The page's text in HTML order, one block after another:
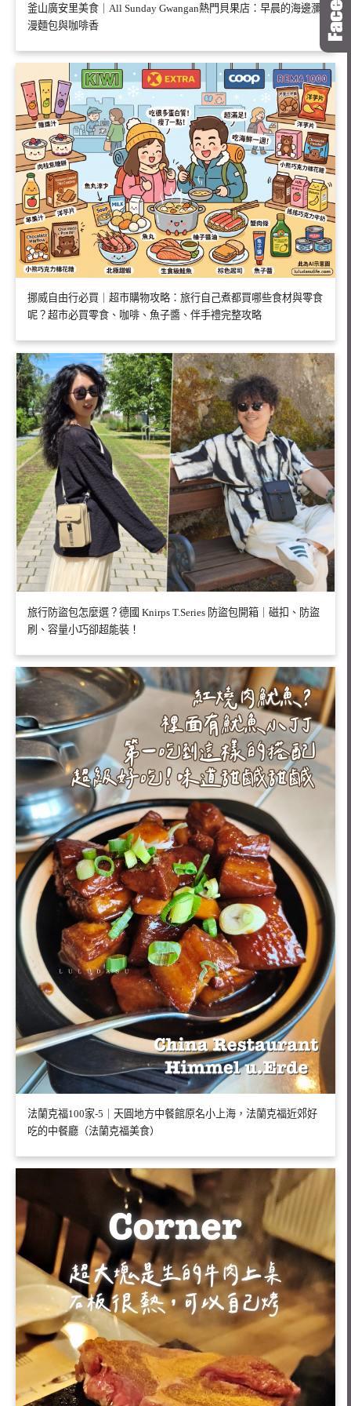
釜山廣安里美食｜All Sunday Gwangan熱門貝果店：早晨的海邊瀰
漫麵包與咖啡香
挪威自由行必買｜超市購物攻略：旅行自己煮都買哪些食材與零食
呢？超市必買零食、咖啡、魚子醬、伴手禮完整攻略
旅行防盜包怎麼選？德國 Knirps T.Series 防盜包開箱｜磁扣、防盜
刷、容量小巧卻超能裝！
法蘭克福100家-5｜天圓地方中餐館原名小上海，法蘭克福近郊好
吃的中餐廳（法蘭克福美食）